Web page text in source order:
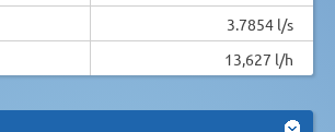
3.7854 l/s
13,627 l/h